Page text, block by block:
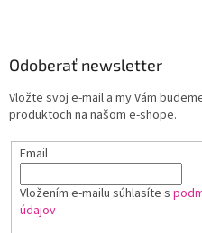
Odoberať newsletter
Vložte svoj e-mail a my Vám
produktoch na našom e-shope.
Email
Vložením e-mailu súhlasíte s
údajov